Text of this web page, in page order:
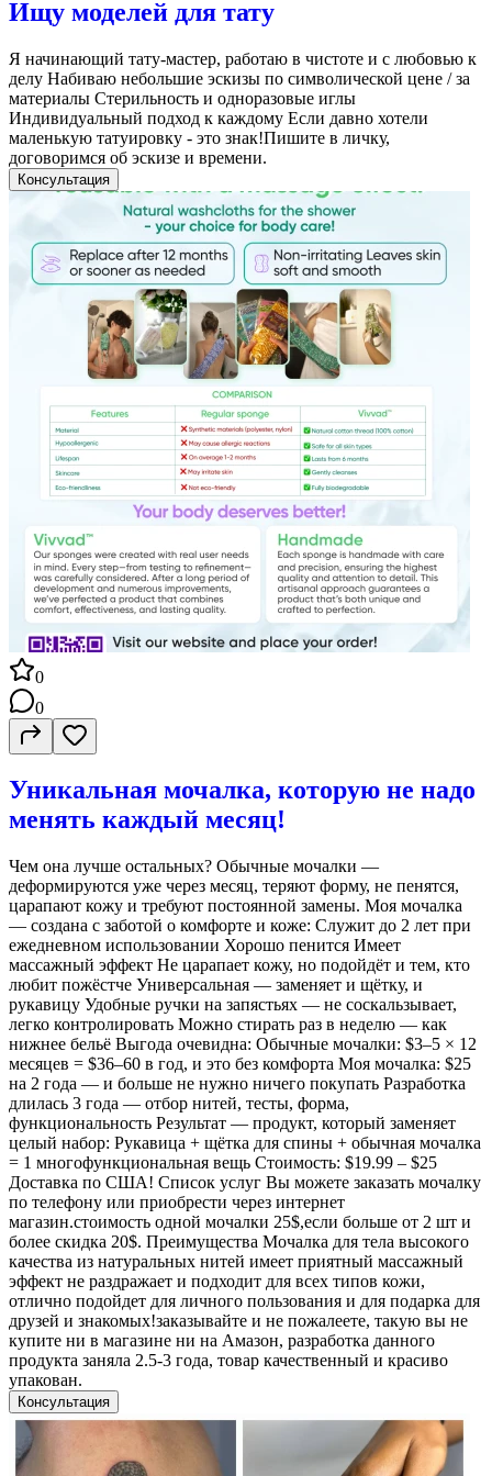
Ищу моделей для тату
Я начинающий тату-мастер, работаю в чистоте и с любовью к
делу Набиваю небольшие эскизы по символической цене / за
материалы Стерильность и одноразовые иглы
Индивидуальный подход к каждому Если давно хотели
маленькую татуировку - это знак!Пишите в личку,
договоримся об эскизе и времени.
Консультация
0
0
Уникальная мочалка, которую не надо
менять каждый месяц!
Чем она лучше остальных? Обычные мочалки —
деформируются уже через месяц, теряют форму, не пенятся,
царапают кожу и требуют постоянной замены. Моя мочалка
— создана с заботой о комфорте и коже: Служит до 2 лет при
ежедневном использовании Хорошо пенится Имеет
массажный эффект Не царапает кожу, но подойдёт и тем, кто
любит пожёстче Универсальная — заменяет и щётку, и
рукавицу Удобные ручки на запястьях — не соскальзывает,
легко контролировать Можно стирать раз в неделю — как
нижнее бельё Выгода очевидна: Обычные мочалки: $3–5 × 12
месяцев = $36–60 в год, и это без комфорта Моя мочалка: $25
на 2 года — и больше не нужно ничего покупать Разработка
длилась 3 года — отбор нитей, тесты, форма,
функциональность Результат — продукт, который заменяет
целый набор: Рукавица + щётка для спины + обычная мочалка
= 1 многофункциональная вещь Стоимость: $19.99 – $25
Доставка по США! Список услуг Вы можете заказать мочалку
по телефону или приобрести через интернет
магазин.стоимость одной мочалки 25$,если больше от 2 шт и
более скидка 20$. Преимущества Мочалка для тела высокого
качества из натуральных нитей имеет приятный массажный
эффект не раздражает и подходит для всех типов кожи,
отлично подойдет для личного пользования и для подарка для
друзей и знакомых!заказывайте и не пожалеете, такую вы не
купите ни в магазине ни на Амазон, разработка данного
продукта заняла 2.5-3 года, товар качественный и красиво
упакован.
Консультация